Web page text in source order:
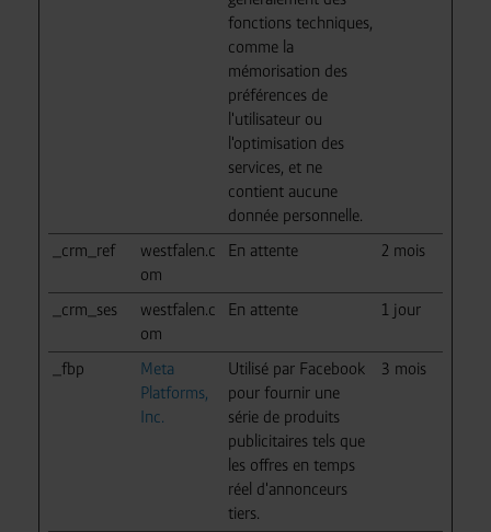
fonctions techniques,
comme la
mémorisation des
préférences de
l'utilisateur ou
l'optimisation des
services, et ne
contient aucune
donnée personnelle.
_crm_ref
westfalen.c
om
En attente 2 mois
_crm_ses
westfalen.c
om
En attente 1 jour
_fbp
Meta
Platforms,
Inc.
Utilisé par Facebook
pour fournir une
série de produits
publicitaires tels que
les offres en temps
réel d'annonceurs
tiers.
3 mois